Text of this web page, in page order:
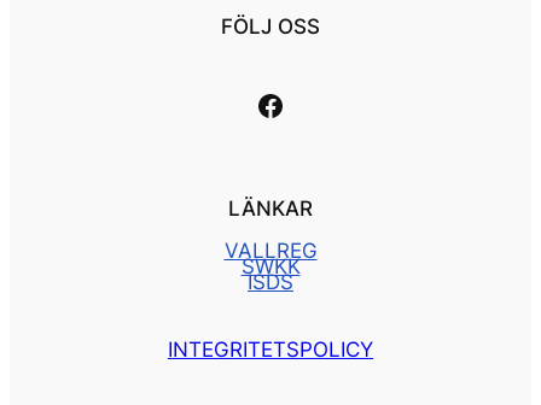
FÖLJ OSS
Länk till vår facebooksida
LÄNKAR
VALLREG
SWKK
ISDS
INTEGRITETSPOLICY